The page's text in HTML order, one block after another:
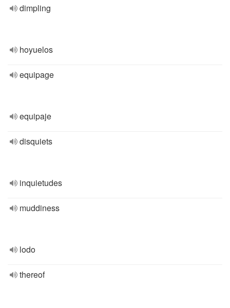
dimpling
hoyuelos
equipage
equipaje
disquiets
inquietudes
muddiness
lodo
thereof